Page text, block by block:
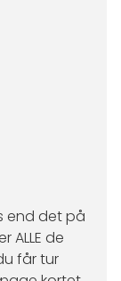
end det på
ALLE de
får tur